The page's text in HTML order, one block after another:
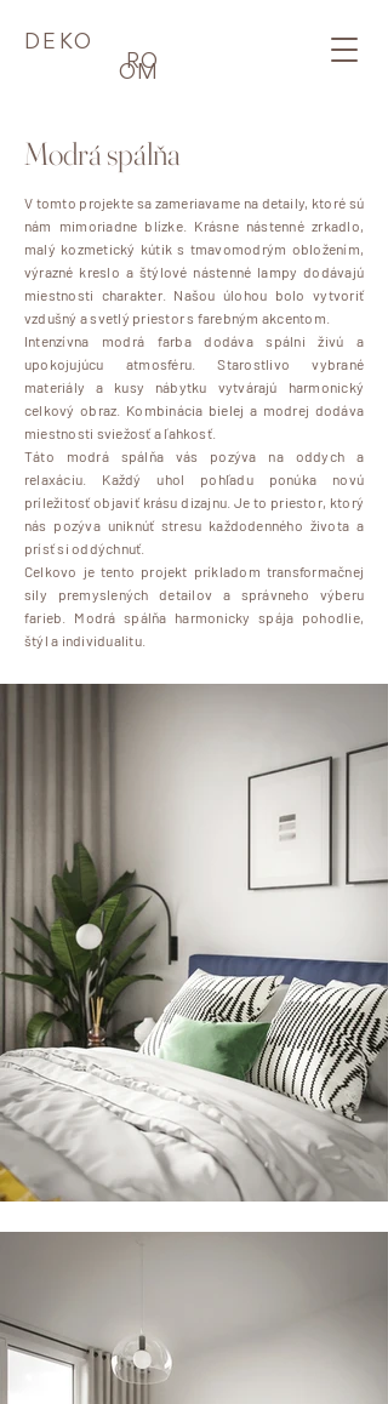
DEKO
RO
OM
Modrá spálňa
V tomto projekte sa zameriavame na detaily, ktoré sú
nám mimoriadne blízke. Krásne nástenné zrkadlo,
malý kozmetický kútik s tmavomodrým obložením,
výrazné kreslo a štýlové nástenné lampy dodávajú
miestnosti charakter. Našou úlohou bolo vytvoriť
vzdušný a svetlý priestor s farebným akcentom.
Intenzívna modrá farba dodáva spálni živú a
upokojujúcu atmosféru. Starostlivo vybrané
materiály a kusy nábytku vytvárajú harmonický
celkový obraz. Kombinácia bielej a modrej dodáva
miestnosti sviežosť a ľahkosť.
Táto modrá spálňa vás pozýva na oddych a
relaxáciu. Každý uhol pohľadu ponúka novú
príležitosť objaviť krásu dizajnu. Je to priestor, ktorý
nás pozýva uniknúť stresu každodenného života a
prísť si oddýchnuť.
Celkovo je tento projekt príkladom transformačnej
sily premyslených detailov a správneho výberu
farieb. Modrá spálňa harmonicky spája pohodlie,
štýl a individualitu.